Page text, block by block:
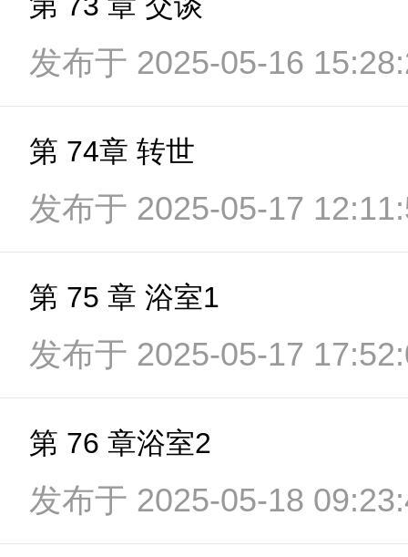
发布于 2025-05-16
第 74章 转世
发布于 2025-05-17
第 75 章 浴室1
发布于 2025-05-17
第 76 章浴室2
发布于 2025-05-18